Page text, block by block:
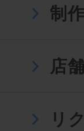
制
店
リ